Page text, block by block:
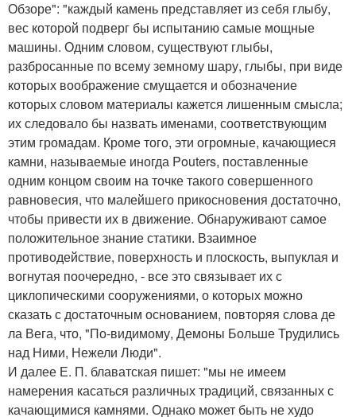
Обзоре": "каждый камень представляет из себя глыбу,
вес которой подверг бы испытанию самые мощные
машины. Одним словом, существуют глыбы,
разбросанные по всему земному шару, глыбы, при виде
которых воображение смущается и обозначение
которых словом материалы кажется лишенным смысла;
их следовало бы назвать именами, соответствующим
этим громадам. Кроме того, эти огромные, качающиеся
камни, называемые иногда Pouters, поставленные
одним концом своим на точке такого совершенного
равновесия, что малейшего прикосновения достаточно,
чтобы привести их в движение. Обнаруживают самое
положительное знание статики. Взаимное
противодействие, поверхность и плоскость, выпуклая и
вогнутая поочередно, - все это связывает их с
циклопическими сооружениями, о которых можно
сказать с достаточным основанием, повторяя слова де
ла Вега, что, "По-видимому, Демоны Больше Трудились
над Ними, Нежели Люди".
И далее Е. П. блаватская пишет: "мы не имеем
намерения касаться различных традиций, связанных с
качающимися камнями. Однако может быть не худо